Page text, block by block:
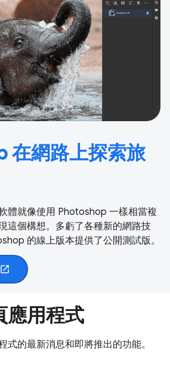
在網路上探索旅
體就像使用 Photoshop 一樣相當複
這個構想。多虧了各種新的網路技
的線上版本提供了公開測試版。
open_in_new
應用程式
式的最新消息和即將推出的功能。